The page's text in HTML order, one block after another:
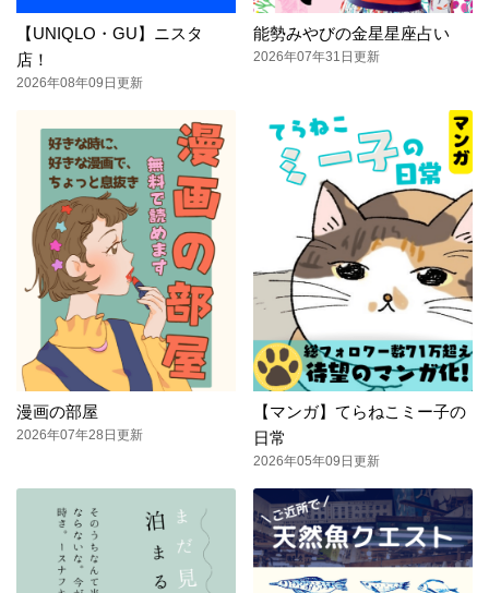
【UNIQLO・GU】ニスタ
店！
2026年08年09日更新
能勢みやびの金星星座占い
2026年07年31日更新
漫画の部屋
2026年07年28日更新
【マンガ】てらねこミー子の
日常
2026年05年09日更新